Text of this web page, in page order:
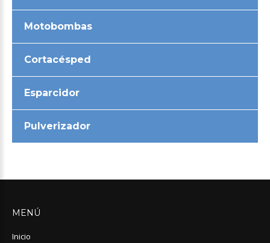
Motobombas
Cortacésped
Esparcidor
Pulverizador
MENÚ
Inicio